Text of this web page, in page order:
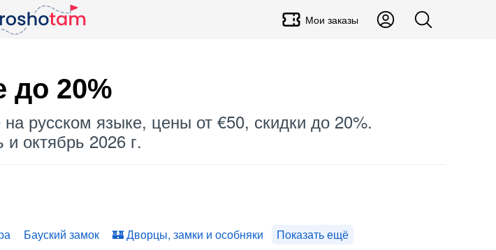
Мои заказы
до 20%
на русском языке, цены от €50, скидки до 20%.
октябрь 2026 г.
Бауский замок Дворцы, замки и особняки Показать ещё